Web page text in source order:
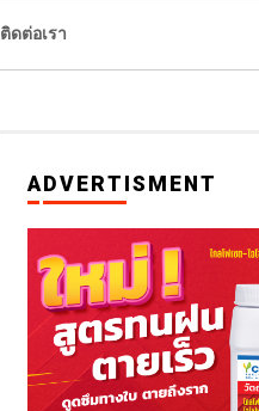
ติดต่อเรา
ADVERTISMENT